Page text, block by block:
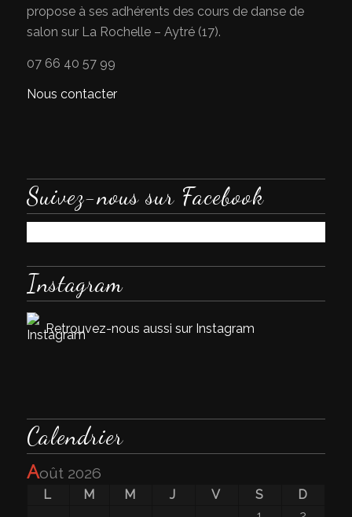
propose à ses adhérents des cours de danse de
salon sur La Rochelle – Aytré (17).
07 66 40 57 99
Nous contacter
Suivez-nous sur Facebook
Instagram
Retrouvez-nous aussi sur Instagram
Calendrier
août 2026
L M M J V S
D